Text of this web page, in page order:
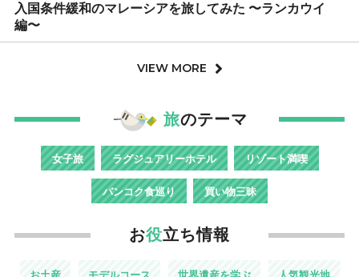
入国条件緩和のマレーシアを旅してみた 〜ランカウイ
編〜
VIEW MORE
旅のテーマ
女子旅 ラグジュアリーホテル リゾート満喫
バンコク食巡り 買い物三昧
お役立ち情報